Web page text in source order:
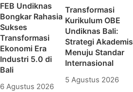
FEB Undiknas
Bongkar Rahasia
Sukses
Transformasi
Ekonomi Era
Industri 5.0 di
Bali
6 Agustus 2026
Transformasi
Kurikulum OBE
Undiknas Bali:
Strategi Akademis
Menuju Standar
Internasional
5 Agustus 2026